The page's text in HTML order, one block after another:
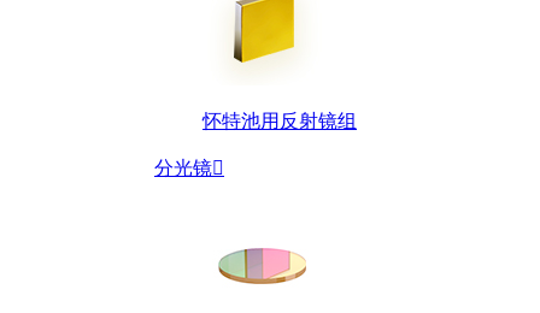
怀特池用反射镜组
分光镜